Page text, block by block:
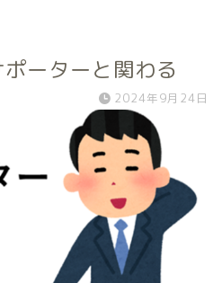
ポーターと関わる
2024年9月24日